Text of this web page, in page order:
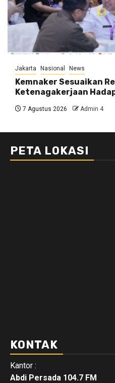
Jakarta Nasional News
Kemnaker Sesuaikan
Ketenagakerjaan
7 Agustus 2026 Admin 4
PETA LOKASI
KONTAK
Kantor :
Abdi Persada 104.7 FM